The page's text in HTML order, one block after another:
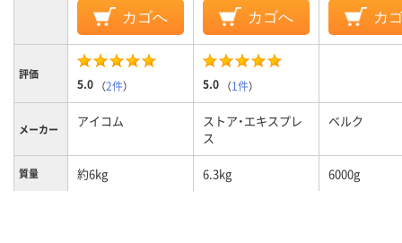
カゴへ カゴへ カ
評価
5.0 （2件） 5.0 （1件）
メーカー アイコム
ストア・エキスプレ
ス
ベルク
質量 約6kg 6.3kg 6000g